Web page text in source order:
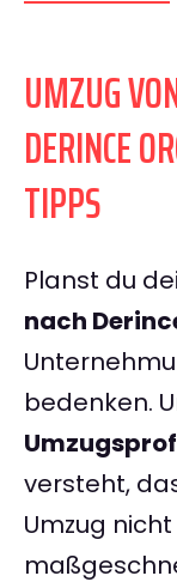
UMZUG
DERINCE
TIPPS
Planst du
nach
bedenken.
versteht,
Umzug